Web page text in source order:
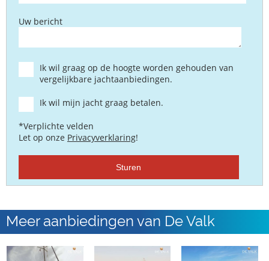
Uw bericht
Ik wil graag op de hoogte worden gehouden van
vergelijkbare jachtaanbiedingen.
Ik wil mijn jacht graag betalen.
*Verplichte velden
Let op onze Privacyverklaring!
Sturen
Meer aanbiedingen van De Valk
International B.V.